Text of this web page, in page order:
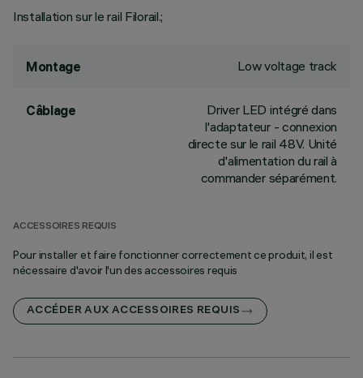
Installation sur le rail Filorail.;
Montage Low voltage track
Câblage
Driver LED intégré dans
l'adaptateur - connexion
directe sur le rail 48V. Unité
d'alimentation du rail à
commander séparément.
ACCESSOIRES REQUIS
Pour installer et faire fonctionner correctement ce produit, il est
nécessaire d'avoir l'un des accessoires requis
ACCÉDER AUX ACCESSOIRES REQUIS